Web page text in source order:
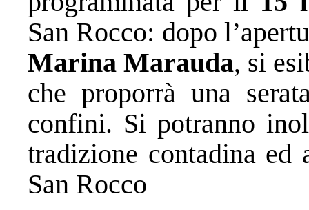
San Rocco: dopo
Marina Marauda, si
che proporrà una
confini. Si potranno
tradizione contadina ed
San Rocco